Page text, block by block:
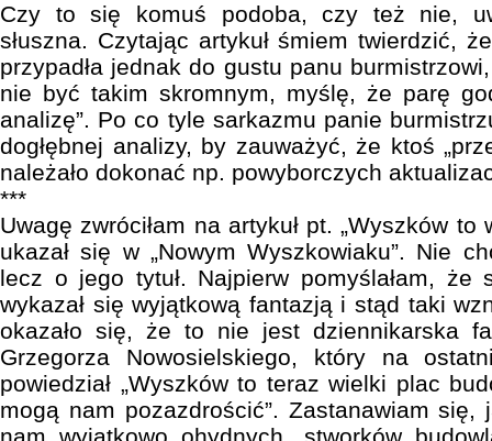
Czy to się komuś podoba, czy też nie,
słuszna. Czytając artykuł śmiem twierdzić,
przypadła jednak do gustu panu
nie być takim skromnym, myślę, że parę
analizę”. Po co tyle sarkazmu panie
dogłębnej analizy, by zauważyć, że ktoś
należało dokonać np. powyborczych
***
Uwagę zwróciłam na artykuł pt. „Wyszków
ukazał się w „Nowym Wyszkowiaku”. Nie
lecz o jego tytuł. Najpierw pomyślałam, że
wykazał się wyjątkową fantazją i stąd taki
okazało się, że to nie jest dziennikarska
Grzegorza Nowosielskiego, który na
powiedział „Wyszków to teraz wielki plac
mogą nam pozazdrościć”. Zastanawiam się,